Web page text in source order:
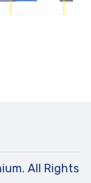
All Rights